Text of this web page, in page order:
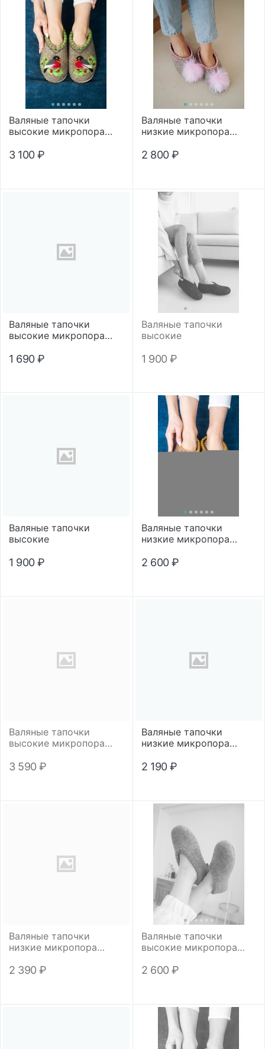
Валяные тапочки
высокие микропора
3 100 ₽
Валяные тапочки
низкие микропора
2 800 ₽
Валяные тапочки
высокие микропора
1 690 ₽
Валяные тапочки
высокие
1 900 ₽
Валяные тапочки
высокие
1 900 ₽
Валяные тапочки
низкие микропора
2 600 ₽
Валяные тапочки
высокие микропора
3 590 ₽
Валяные тапочки
низкие микропора
2 190 ₽
Валяные тапочки
низкие микропора
2 390 ₽
Валяные тапочки
высокие микропора
2 600 ₽